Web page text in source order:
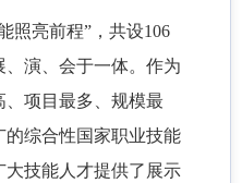
照亮前程”，共设106
演、会于一体。作为
项目最多、规模最
的综合性国家职业技能
技能人才提供了展示